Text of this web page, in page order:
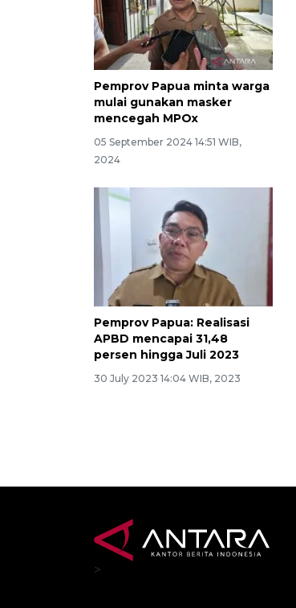
Pemprov Papua minta warga
mulai gunakan masker
mencegah MPOx
05 September 2024 14:51 WIB,
2024
Pemprov Papua: Realisasi
APBD mencapai 31,48
persen hingga Juli 2023
30 July 2023 14:04 WIB, 2023
>